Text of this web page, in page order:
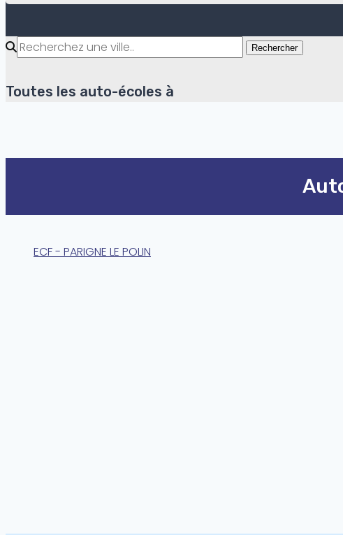
Rechercher
Toutes les auto-écoles à
ECF - PARIGNE LE POLIN